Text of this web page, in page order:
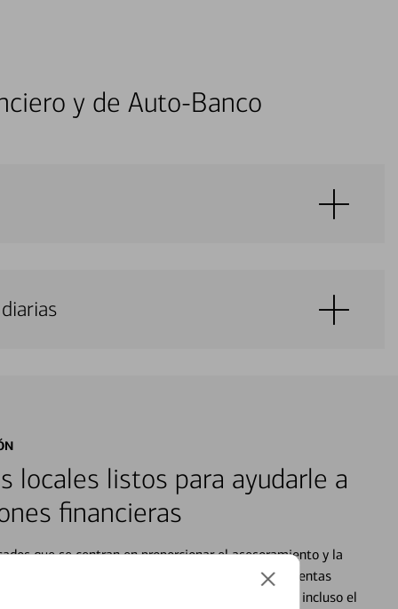
y de Auto-Banco
locales listos para ayudarle a
financieras
que se centran en proporcionar el asesoramiento y la
situación en su vida financiera. Desde sus cuentas
compras, la planificación para su futuro, e incluso el